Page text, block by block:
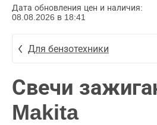
Дата обновления цен и наличия:
08.08.2026 в 18:41
Для бензотехники
Свечи
Makita